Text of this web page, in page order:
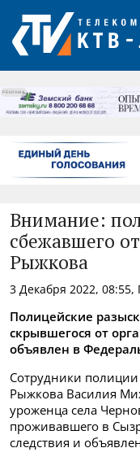
РЕКЛАМА
Внимание:
сбежавшего
Рыжкова
3 Декабря 2022,
Полицейские
скрывшегося от
объявлен в
Сотрудники
Рыжкова Василия
уроженца села
проживавшего в
следствия и